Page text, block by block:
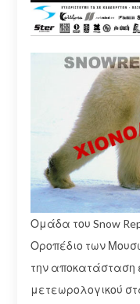
Ομάδα του Snow
Οροπέδιο των
την αποκατάσταση
μετεωρολογικού